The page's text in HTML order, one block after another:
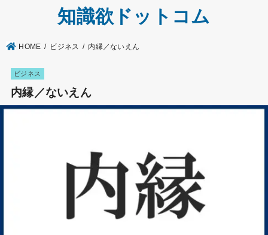
知識欲ドットコム
HOME ビジネス 内縁／ないえん
ビジネス
内縁／ないえん